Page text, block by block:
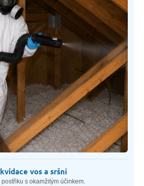
vos a sršní
s okamžitým účinkem.